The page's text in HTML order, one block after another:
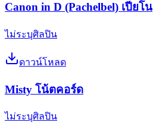
Canon in D (Pachelbel) เปียโน
ไม่ระบุศิลปิน
ดาวน์โหลด
Misty โน้ตคอร์ด
ไม่ระบุศิลปิน